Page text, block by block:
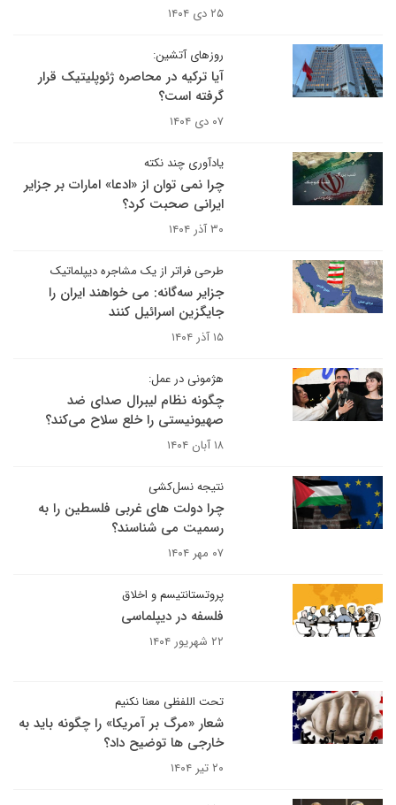
۲۵ دی ۱۴۰۴
روزهای آتشین:
آیا ترکیه در محاصره ژئوپلیتیک قرار
گرفته است؟
۰۷ دی ۱۴۰۴
یادآوری چند نکته
چرا نمی توان از «ادعا» امارات بر جزایر
ایرانی صحبت کرد؟
۳۰ آذر ۱۴۰۴
طرحی فراتر از یک مشاجره دیپلماتیک
جزایر سه‌گانه: می خواهند ایران را
جایگزین اسرائیل کنند
۱۵ آذر ۱۴۰۴
هژمونی در عمل:
چگونه نظام لیبرال صدای ضد
صهیونیستی را خلع سلاح می‌کند؟
۱۸ آبان ۱۴۰۴
نتیجه نسل‌کشی
چرا دولت های غربی فلسطین را به
رسمیت می شناسند؟
۰۷ مهر ۱۴۰۴
پروتستانتیسم و اخلاق
فلسفه در دیپلماسی
۲۲ شهریور ۱۴۰۴
تحت اللفظی معنا نکنیم
شعار «مرگ بر آمریکا» را چگونه باید به
خارجی ها توضیح داد؟
۲۰ تیر ۱۴۰۴